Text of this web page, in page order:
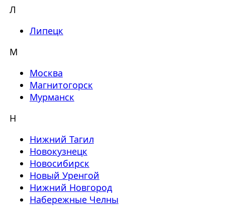
Л
Липецк
М
Москва
Магнитогорск
Мурманск
Н
Нижний Тагил
Новокузнецк
Новосибирск
Новый Уренгой
Нижний Новгород
Набережные Челны